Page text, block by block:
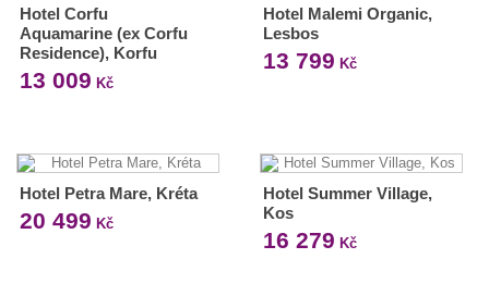
Hotel Corfu
Aquamarine (ex Corfu
Residence), Korfu
13 009 Kč
Hotel Malemi Organic,
Lesbos
13 799 Kč
Hotel Petra Mare, Kréta
20 499 Kč
Hotel Summer Village,
Kos
16 279 Kč